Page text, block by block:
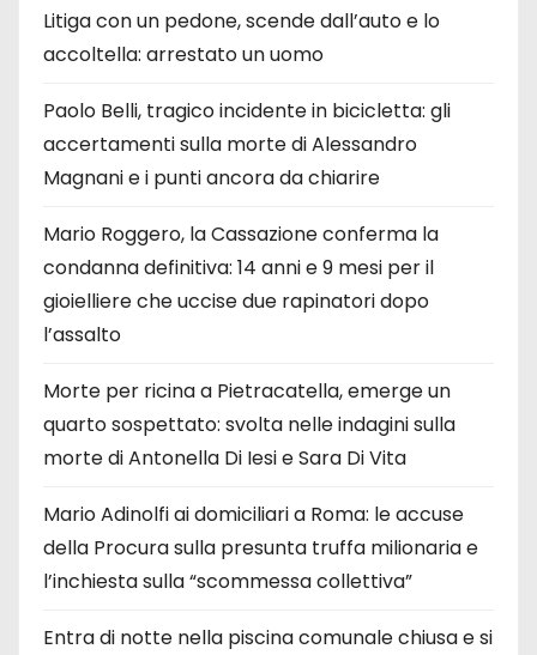
Litiga con un pedone, scende dall’auto e lo
accoltella: arrestato un uomo
Paolo Belli, tragico incidente in bicicletta: gli
accertamenti sulla morte di Alessandro
Magnani e i punti ancora da chiarire
Mario Roggero, la Cassazione conferma la
condanna definitiva: 14 anni e 9 mesi per il
gioielliere che uccise due rapinatori dopo
l’assalto
Morte per ricina a Pietracatella, emerge un
quarto sospettato: svolta nelle indagini sulla
morte di Antonella Di Iesi e Sara Di Vita
Mario Adinolfi ai domiciliari a Roma: le accuse
della Procura sulla presunta truffa milionaria e
l’inchiesta sulla “scommessa collettiva”
Entra di notte nella piscina comunale chiusa e si